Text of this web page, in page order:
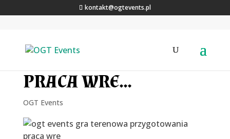
kontakt@ogtevents.pl
PRACA WRE…
OGT Events